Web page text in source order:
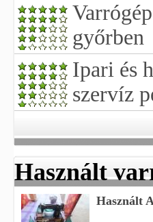
győrben
Ipari és
szervíz
Használt
Használt